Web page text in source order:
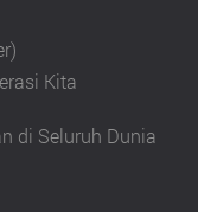
Kita
di Seluruh Dunia